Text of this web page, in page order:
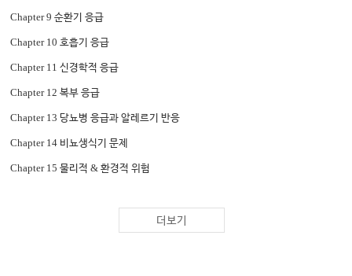
Chapter 9순환기 응급
Chapter 10호흡기 응급
Chapter 11신경학적 응급
Chapter 12복부 응급
Chapter 13당뇨병 응급과 알레르기 반응
Chapter 14 비뇨생식기 문제
Chapter 15물리적&환경적 위험
더보기